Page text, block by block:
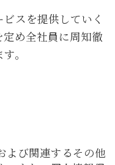
スを提供していく
め全社員に周知徹
。
よび関連するその他